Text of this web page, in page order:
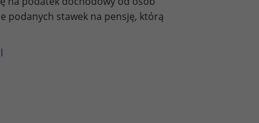
podanych stawek na pensję, którą